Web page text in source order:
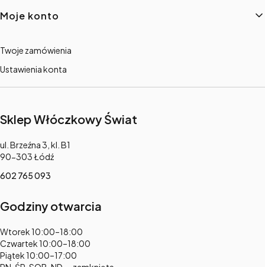
Moje konto
Twoje zamówienia
Ustawienia konta
Sklep Włóczkowy Świat
Adres:
ul. Brzeźna 3, kl. B1
90-303 Łódź
602 765 093
Godziny otwarcia
Adres:
Wtorek 10:00–18:00
Czwartek 10:00–18:00
Piątek 10:00–17:00